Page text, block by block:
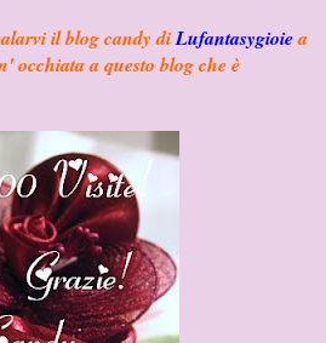
il blog candy diLufantasygioiea
occhiata a questo blog che è